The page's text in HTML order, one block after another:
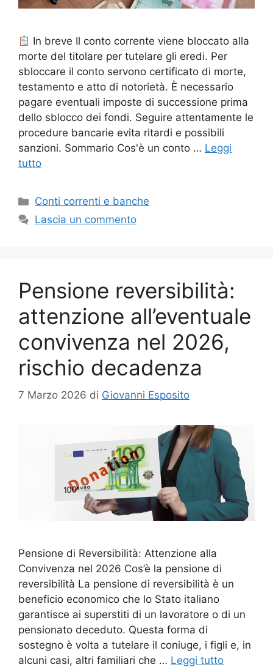
In breve Il conto corrente viene bloccato alla
morte del titolare per tutelare gli eredi. Per
sbloccare il conto servono certificato di morte,
testamento e atto di notorietà. È necessario
pagare eventuali imposte di successione prima
dello sblocco dei fondi. Seguire attentamente le
procedure bancarie evita ritardi e possibili
sanzioni. Sommario Cos'è un conto … Leggi
tutto
Categorie
Conti correnti e banche
Lascia un commento
Pensione reversibilità:
attenzione all’eventuale
convivenza nel 2026,
rischio decadenza
7 Marzo 2026 di Giovanni Esposito
Pensione di Reversibilità: Attenzione alla
Convivenza nel 2026 Cos’è la pensione di
reversibilità La pensione di reversibilità è un
beneficio economico che lo Stato italiano
garantisce ai superstiti di un lavoratore o di un
pensionato deceduto. Questa forma di
sostegno è volta a tutelare il coniuge, i figli e, in
alcuni casi, altri familiari che … Leggi tutto